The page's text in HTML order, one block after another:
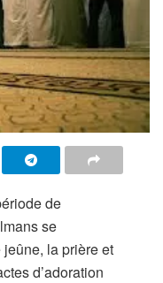
de
se
jeûne, la prière et
d’adoration